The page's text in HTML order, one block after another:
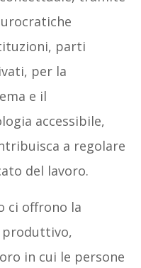
parti
per la
e il
accessibile,
a regolare
del lavoro.
ci offrono la
produttivo,
in cui le persone